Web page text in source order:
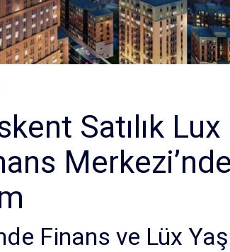
Satılık
Merkezi’nde
Finans ve Lüx